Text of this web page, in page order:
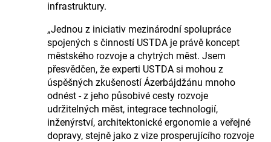
infrastruktury.
„Jednou z iniciativ mezinárodní spolupráce
spojených s činností USTDA je právě koncept
městského rozvoje a chytrých měst. Jsem
přesvědčen, že experti USTDA si mohou z
úspěšných zkušeností Ázerbájdžánu mnoho
odnést - z jeho působivé cesty rozvoje
udržitelných měst, integrace technologií,
inženýrství, architektonické ergonomie a veřejné
dopravy, stejně jako z vize prosperujícího rozvoje